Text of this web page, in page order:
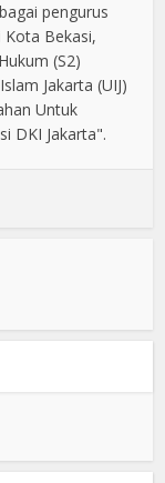
pengurus
Kota Bekasi,
(S2)
Jakarta (UIJ)
Untuk
DKI Jakarta".